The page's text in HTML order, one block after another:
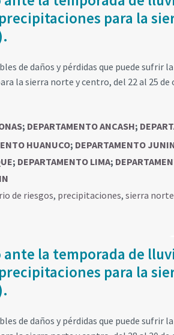
para la
de daños y pérdidas que puede sufrir
la sierra norte y centro, del 22 al 25 de
; DEPARTAMENTO ANCASH;
HUANUCO; DEPARTAMENTO
; DEPARTAMENTO LIMA;
de riesgos, precipitaciones, sierra
la temporada de
para la
de daños y pérdidas que puede sufrir